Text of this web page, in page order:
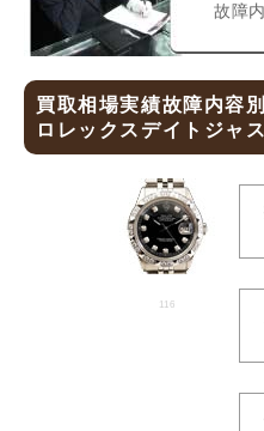
故障
買取相場実績故障内容別
ロレックスデイトジャ
116